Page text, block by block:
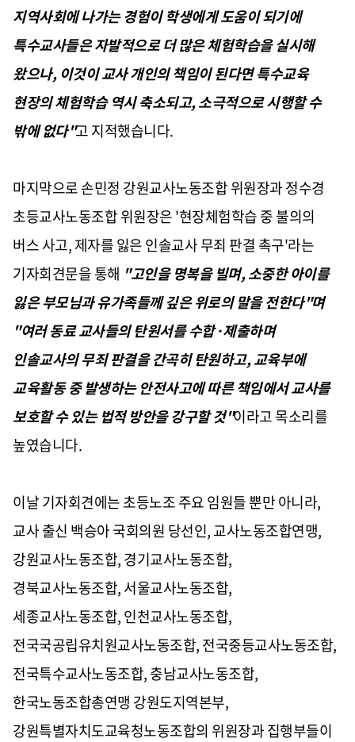
지역사회에 나가는 경험이 학생에게 도움이 되기에
특수교사들은 자발적으로 더 많은 체험학습을 실시해
왔으나, 이것이 교사 개인의 책임이 된다면 특수교육
현장의 체험학습 역시 축소되고, 소극적으로 시행할 수
밖에 없다"고 지적했습니다.
마지막으로 손민정 강원교사노동조합 위원장과 정수경
초등교사노동조합 위원장은 '현장체험학습 중 불의의
버스 사고, 제자를 잃은 인솔교사 무죄 판결 촉구'라는
기자회견문을 통해 "고인을 명복을 빌며, 소중한 아이를
잃은 부모님과 유가족들께 깊은 위로의 말을 전한다"며
"여러 동료 교사들의 탄원서를 수합·제출하며
인솔교사의 무죄 판결을 간곡히 탄원하고, 교육부에
교육활동 중 발생하는 안전사고에 따른 책임에서 교사를
보호할 수 있는 법적 방안을 강구할 것"이라고 목소리를
높였습니다.
이날 기자회견에는 초등노조 주요 임원들 뿐만 아니라,
교사 출신 백승아 국회의원 당선인, 교사노동조합연맹,
강원교사노동조합, 경기교사노동조합,
경북교사노동조합, 서울교사노동조합,
세종교사노동조합, 인천교사노동조합,
전국국공립유치원교사노동조합, 전국중등교사노동조합,
전국특수교사노동조합, 충남교사노동조합,
한국노동조합총연맹 강원도지역본부,
강원특별자치도교육청노동조합의 위원장과 집행부들이